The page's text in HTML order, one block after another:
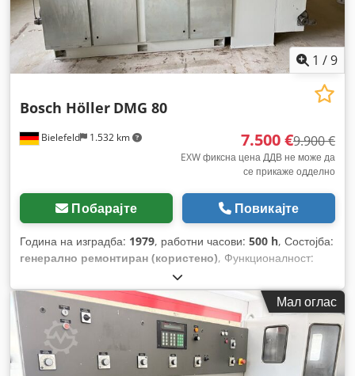
1 /9
Bielefeld 1.532 km
Bosch Höller DMG 80
7.500 €9.900 €
EXW фиксна цена ДДВ не може да
се прикаже одделно
Побарајте Повикајте
Година на изградба: 1979, работни часови: 500 h, Состојба:
генерално ремонтиран (користено), Функционалност:
, број на машина/возило:
Мал оглас